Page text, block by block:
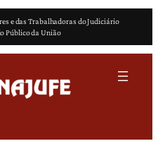
e das Trabalhadoras do Judiciário
Público da União